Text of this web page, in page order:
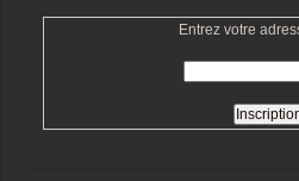
Entrez votre